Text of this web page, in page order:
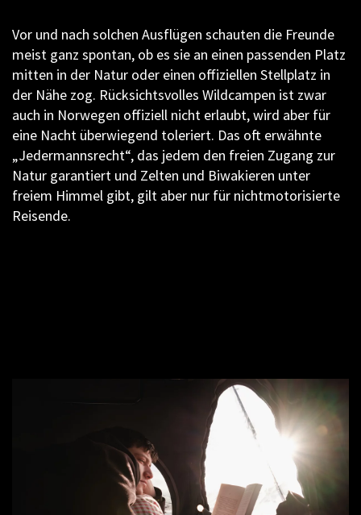
Vor und nach solchen Ausflügen schauten die Freunde
meist ganz spontan, ob es sie an einen passenden Platz
mitten in der Natur oder einen offiziellen Stellplatz in
der Nähe zog. Rücksichtsvolles Wildcampen ist zwar
auch in Norwegen offiziell nicht erlaubt, wird aber für
eine Nacht überwiegend toleriert. Das oft erwähnte
„Jedermannsrecht“, das jedem den freien Zugang zur
Natur garantiert und Zelten und Biwakieren unter
freiem Himmel gibt, gilt aber nur für nichtmotorisierte
Reisende.